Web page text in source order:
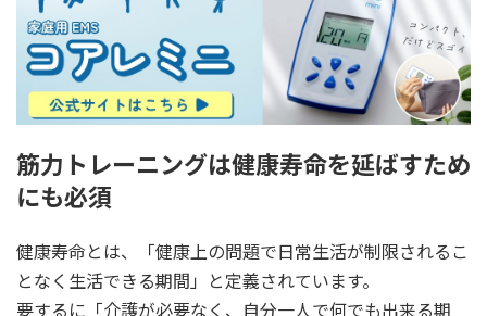
筋力トレーニングは健康寿命を延ばすため
にも必須
健康寿命とは、「健康上の問題で日常生活が制限されるこ
となく生活できる期間」と定義されています。
要するに「介護が必要なく、自分一人で何でも出来る期